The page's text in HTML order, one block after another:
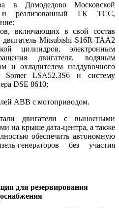
в Домодедово Московской
и реализованный ГК ТСС,
включающих в свой состав
Mitsubishi S16R-TAA2
цилиндров, электронным
двигателя, водяным
и охладителем наддувочного
Somer LSA52.3S6 и систему
DSE 8610;
АВВ с мотоприводом.
двигатели с выносными
на крыше дата-центра, а также
обеспечить автономную
генераторов без участия
для резервирования